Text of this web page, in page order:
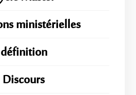
ministérielles
définition
Discours